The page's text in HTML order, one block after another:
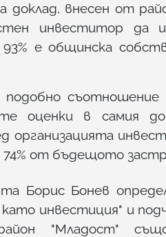
доклад, внесен от
инвеститор да
е общинска
съотношение
оценки в самия
организацията
от бъдещото
Борис Бонев
инвестиция" и
"Младост"